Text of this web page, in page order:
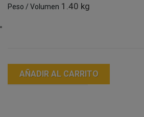
Peso / Volumen 1.40 kg
AÑADIR AL CARRITO